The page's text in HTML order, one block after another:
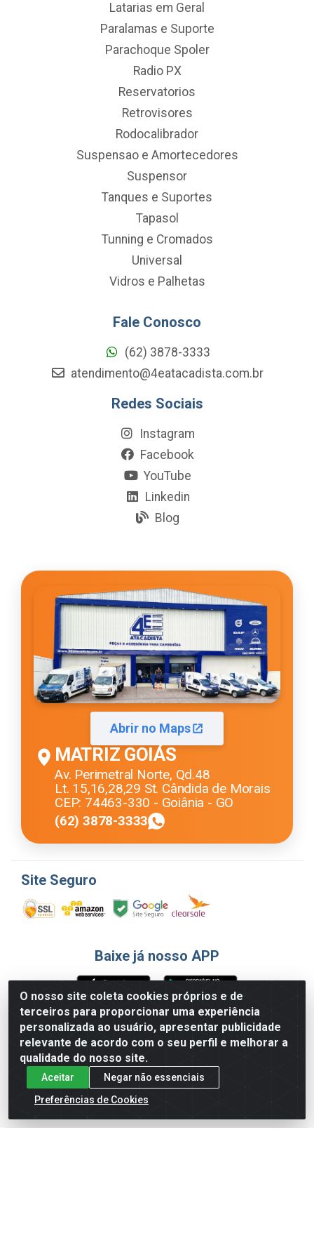
O nosso site coleta cookies próprios e de
terceiros para proporcionar uma experiência
personalizada ao usuário, apresentar publicidade
relevante de acordo com o seu perfil e melhorar a
qualidade do nosso site.
Aceitar
Negar não essenciais
Preferências de Cookies
Latarias em Geral
Paralamas e Suporte
Parachoque Spoler
Radio PX
Reservatorios
Retrovisores
Rodocalibrador
Suspensao e Amortecedores
Suspensor
Tanques e Suportes
Tapasol
Tunning e Cromados
Universal
Vidros e Palhetas
Fale Conosco
(62) 3878-3333
atendimento@4eatacadista.com.br
Redes Sociais
Instagram
Facebook
YouTube
Linkedin
Blog
Abrir no Maps
MATRIZ GOIÁS
Av. Perimetral Norte, Qd.48
Lt. 15,16,28,29 St. Cândida de Morais
CEP: 74463-330 - Goiânia - GO
(62) 3878-3333
Site Seguro
Baixe já nosso APP
Formas de Pagamento